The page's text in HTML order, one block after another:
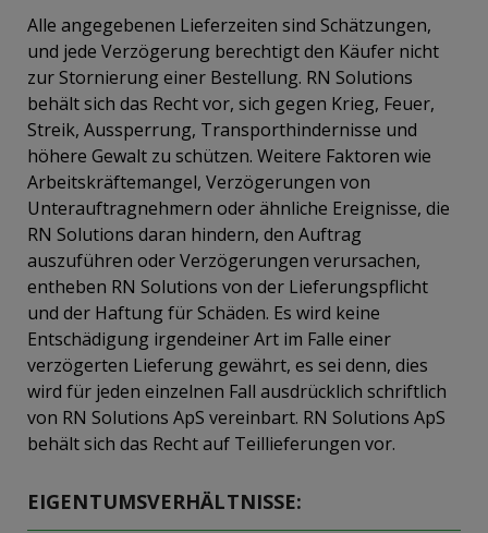
Alle angegebenen Lieferzeiten sind Schätzungen,
und jede Verzögerung berechtigt den Käufer nicht
zur Stornierung einer Bestellung. RN Solutions
behält sich das Recht vor, sich gegen Krieg, Feuer,
Streik, Aussperrung, Transporthindernisse und
höhere Gewalt zu schützen. Weitere Faktoren wie
Arbeitskräftemangel, Verzögerungen von
Unterauftragnehmern oder ähnliche Ereignisse, die
RN Solutions daran hindern, den Auftrag
auszuführen oder Verzögerungen verursachen,
entheben RN Solutions von der Lieferungspflicht
und der Haftung für Schäden. Es wird keine
Entschädigung irgendeiner Art im Falle einer
verzögerten Lieferung gewährt, es sei denn, dies
wird für jeden einzelnen Fall ausdrücklich schriftlich
von RN Solutions ApS vereinbart. RN Solutions ApS
behält sich das Recht auf Teillieferungen vor.
EIGENTUMSVERHÄLTNISSE: